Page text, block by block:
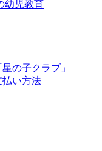
幼児教育
の子クラブ」
払い方法